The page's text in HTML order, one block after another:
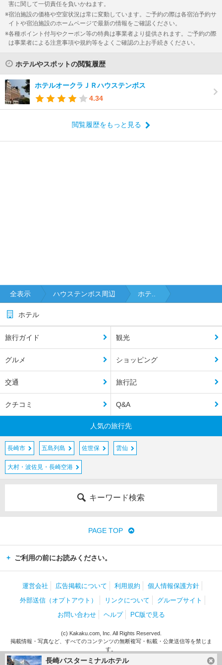
害に関して一切責任を負いかねます。
宿泊施設の価格や空室状況は常に変動しています。ご予約の際は各宿泊予約サ
イトや宿泊施設のホームページで最新の情報をご確認ください。
各種ポイント付与やクーポン等の特典は事業者より提供されます。ご予約の際
は事業者による注意事項や規約等をよくご確認の上お手続きください。
ホテルやスポットの閲覧履歴
ホテルオークラＪＲハウステンボス
4.34
閲覧履歴をもっと見る
長崎バスターミナルホテル
全表示 ハウステンボス周辺 ホテ..
ホテル
旅行ガイド 観光
グルメ ショッピング
交通 旅行記
クチコミ Q&A
人気の旅行先
長崎市 五島列島 佐世保 雲仙
大村・波佐見・長崎空港
キーワード検索
PAGE TOP
ご利用の前にお読みください。
運営会社 広告掲載について 利用規約
個人情報保護方針
外部送信（オプトアウト）
リンクについて
グループサイト
お問い合わせ
ヘルプ PC版で見る
(c) Kakaku.com, Inc. All Rights Reserved.
掲載情報・写真など、すべてのコンテンツの無断複写・転載・公衆送信等を禁じま
す。